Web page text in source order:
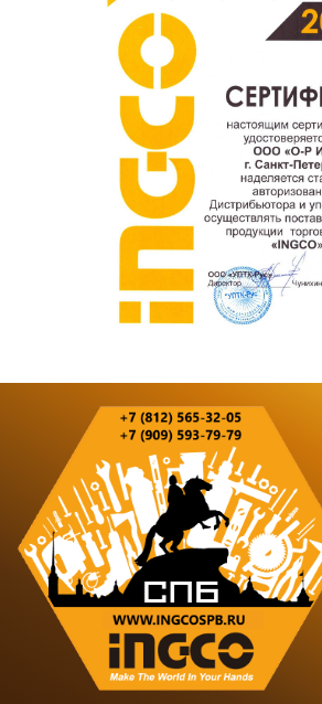
Оставить отзыв о покупке